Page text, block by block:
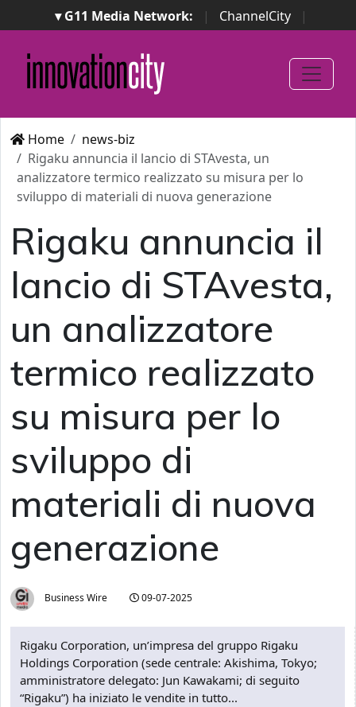
▾ G11 Media Network: | ChannelCity
|
ImpresaCity | SecurityOpenLab | Italian Channel
Awards
Italian Project Awards
Italian Security
Awards
Home
news-biz
Rigaku annuncia il lancio di STAvesta, un
analizzatore termico realizzato su misura per lo
sviluppo di materiali di nuova generazione
Rigaku annuncia il
lancio di STAvesta,
un analizzatore
termico realizzato
su misura per lo
sviluppo di
materiali di nuova
generazione
Business Wire 09-07-2025
Rigaku Corporation, un’impresa del gruppo Rigaku
Holdings Corporation (sede centrale: Akishima, Tokyo;
amministratore delegato: Jun Kawakami; di seguito
“Rigaku”) ha iniziato le vendite in tutto...